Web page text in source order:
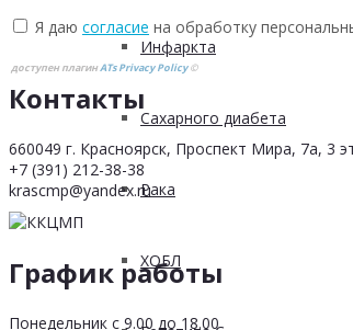
Инфаркта
Сахарного диабета
Рака
ХОБЛ
Я даю согласие на обработку
доступен плагинATs Privacy Policy©
Контакты
660049 г. Красноярск, Проспект Мира, 7а, 3
+7 (391) 212-38-38
krascmp@yandex.ru
График работы
Понедельник с 9.00 до 18.00